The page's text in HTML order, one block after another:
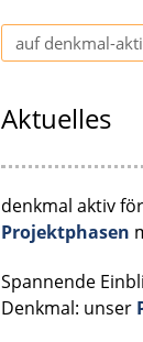
Aktuelles
denkmal aktiv
Projektphasen
Spannende
Denkmal: unser